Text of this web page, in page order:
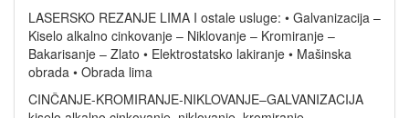
LASERSKO REZANJE LIMA I ostale usluge: • Galvanizacija –
Kiselo alkalno cinkovanje – Niklovanje – Kromiranje –
Bakarisanje – Zlato • Elektrostatsko lakiranje • Mašinska
obrada • Obrada lima
CINČANJE-KROMIRANJE-NIKLOVANJE–GALVANIZACIJA